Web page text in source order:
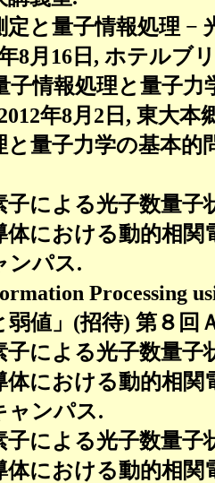
定と量子情報処理
8月16日, ホテルブ
子情報処理と量子
年8月2日, 東大本
と量子力学の基本
子による光子数量
体における動的相関
ンパス.
Processing
値」 (招待) 第８回
子による光子数量
体における動的相関
ャンパス.
子による光子数量
体における動的相関